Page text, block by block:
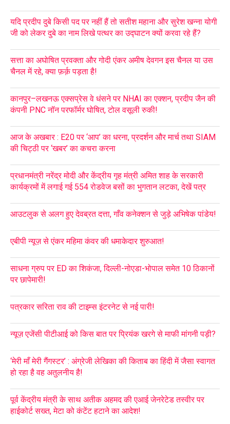
यदि प्रदीप दुबे किसी पद पर नहीं हैं तो सतीश महाना और सुरेश खन्ना योगी
जी को लेकर दुबे का नाम लिखे पत्थर का उद्घाटन क्यों करवा रहे हैं?
सत्ता का अघोषित प्रवक्ता और गोदी एंकर अमीष देवगन इस चैनल या उस
चैनल में रहे, क्या फ़र्क़ पड़ता है!
कानपुर–लखनऊ एक्सप्रेस वे धंसने पर NHAI का एक्शन, प्रदीप जैन की
कंपनी PNC नॉन परफॉर्मर घोषित, टोल वसूली रुकी!
आज के अखबार : E20 पर ‘आप’ का धरना, प्रदर्शन और मार्च तथा SIAM
की चिट्ठी पर ‘खबर’ का कचरा करना
प्रधानमंत्री नरेंद्र मोदी और केंद्रीय गृह मंत्री अमित शाह के सरकारी
कार्यक्रमों में लगाई गई 554 रोडवेज बसों का भुगतान लटका, देखें पत्र
आउटलुक से अलग हुए देवब्रत दत्ता, गाँव कनेक्शन से जुड़े अभिषेक पांडेय!
एबीपी न्यूज़ से एंकर महिमा कंवर की धमाकेदार शुरुआत!
साधना ग्रुप पर ED का शिकंजा, दिल्ली-नोएडा-भोपाल समेत 10 ठिकानों
पर छापेमारी!
पत्रकार सरिता राव की टाइम्स इंटरनेट से नई पारी!
न्यूज़ एजेंसी पीटीआई को किस बात पर प्रियंक खरगे से माफी मांगनी पड़ी?
‘मेरी माँ मेरी गैंगस्टर’ : अंग्रेजी लेखिका की किताब का हिंदी में जैसा स्वागत
हो रहा है वह अतुलनीय है!
पूर्व केंद्रीय मंत्री के साथ अतीक अहमद की एआई जेनरेटेड तस्वीर पर
हाईकोर्ट सख्त, मेटा को कंटेंट हटाने का आदेश!